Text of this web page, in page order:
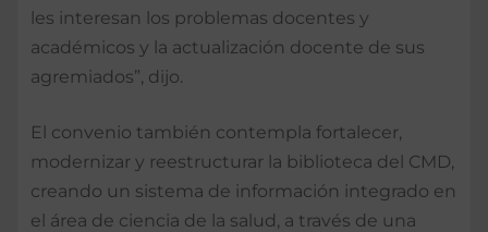
les interesan los problemas docentes y
académicos y la actualización docente de sus
agremiados”, dijo.
El convenio también contempla fortalecer,
modernizar y reestructurar la biblioteca del CMD,
creando un sistema de información integrado en
el área de ciencia de la salud, a través de una